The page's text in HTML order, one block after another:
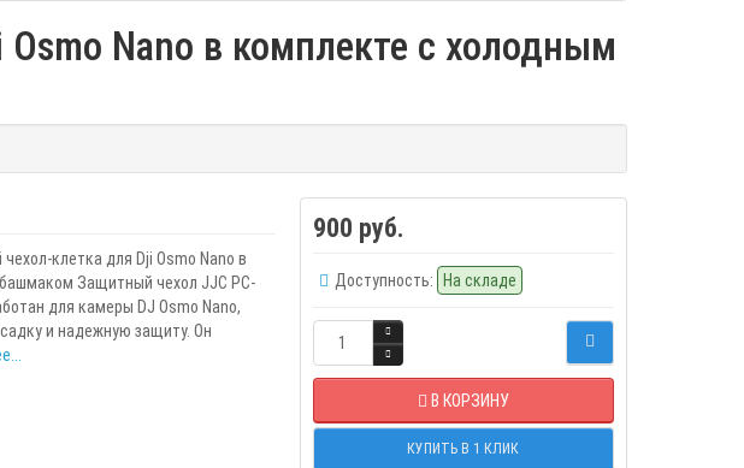
Nano в комплекте с холодным
клетка для Dji Osmo Nano в
Защитный чехол JJC PC-
для камеры DJ Osmo Nano,
и надежную защиту. Он
900 руб.
Доступность: На складе
В КОРЗИНУ
КУПИТЬ В 1 КЛИК